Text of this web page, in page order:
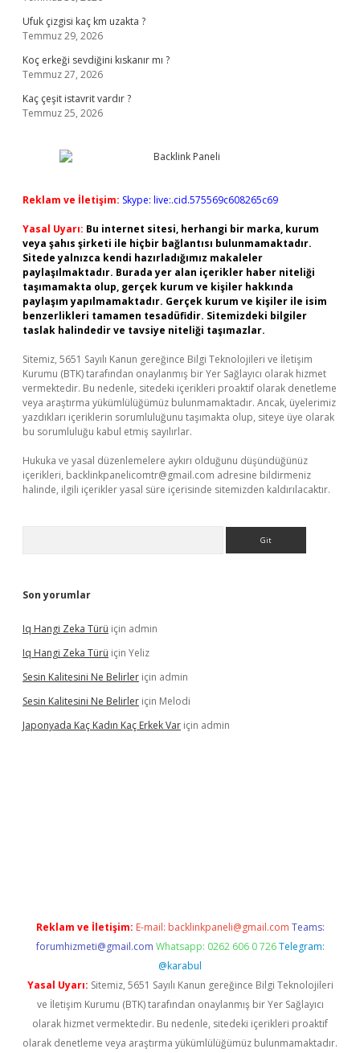
Ufuk çizgisi kaç km uzakta ?
Temmuz 29, 2026
Koç erkeği sevdiğini kıskanır mı ?
Temmuz 27, 2026
Kaç çeşit istavrit vardır ?
Temmuz 25, 2026
Reklam ve İletişim: Skype: live:.cid.575569c608265c69
Yasal Uyarı: Bu internet sitesi, herhangi bir marka, kurum
veya şahıs şirketi ile hiçbir bağlantısı bulunmamaktadır.
Sitede yalnızca kendi hazırladığımız makaleler
paylaşılmaktadır. Burada yer alan içerikler haber niteliği
taşımamakta olup, gerçek kurum ve kişiler hakkında
paylaşım yapılmamaktadır. Gerçek kurum ve kişiler ile isim
benzerlikleri tamamen tesadüfidir. Sitemizdeki bilgiler
taslak halindedir ve tavsiye niteliği taşımazlar.
Sitemiz, 5651 Sayılı Kanun gereğince Bilgi Teknolojileri ve İletişim
Kurumu (BTK) tarafından onaylanmış bir Yer Sağlayıcı olarak hizmet
vermektedir. Bu nedenle, sitedeki içerikleri proaktif olarak denetleme
veya araştırma yükümlülüğümüz bulunmamaktadır. Ancak, üyelerimiz
yazdıkları içeriklerin sorumluluğunu taşımakta olup, siteye üye olarak
bu sorumluluğu kabul etmiş sayılırlar.
Hukuka ve yasal düzenlemelere aykırı olduğunu düşündüğünüz
içerikleri, backlinkpanelicomtr@gmail.com adresine bildirmeniz
halinde, ilgili içerikler yasal süre içerisinde sitemizden kaldırılacaktır.
Son yorumlar
Iq Hangi Zeka Türü için admin
Iq Hangi Zeka Türü için Yeliz
Sesin Kalitesini Ne Belirler için admin
Sesin Kalitesini Ne Belirler için Melodi
Japonyada Kaç Kadın Kaç Erkek Var için admin
Reklam ve İletişim: E-mail: backlinkpaneli@gmail.com Teams:
forumhizmeti@gmail.com Whatsapp: 0262 606 0 726 Telegram:
@karabul
Yasal Uyarı: Sitemiz, 5651 Sayılı Kanun gereğince Bilgi Teknolojileri
ve İletişim Kurumu (BTK) tarafından onaylanmış bir Yer Sağlayıcı
olarak hizmet vermektedir. Bu nedenle, sitedeki içerikleri proaktif
olarak denetleme veya araştırma yükümlülüğümüz bulunmamaktadır.